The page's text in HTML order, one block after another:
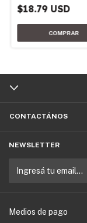
$18.79 USD
CONTACTÁNOS
NEWSLETTER
Medios de pago